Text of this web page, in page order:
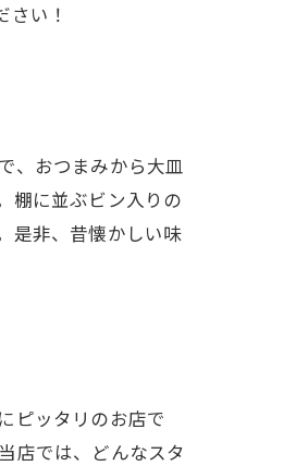
い！
、おつまみから大皿
棚に並ぶビン入りの
是非、昔懐かしい味
ピッタリのお店で
店では、どんなスタ